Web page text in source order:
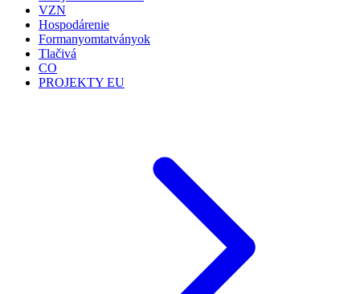
VZN
Hospodárenie
Formanyomtatványok
Tlačivá
CO
PROJEKTY EU